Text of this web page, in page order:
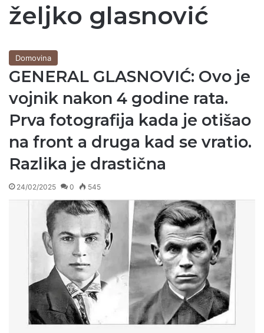
željko glasnović
Domovina
GENERAL GLASNOVIĆ: Ovo je
vojnik nakon 4 godine rata.
Prva fotografija kada je otišao
na front a druga kad se vratio.
Razlika je drastična
24/02/2025 0 545